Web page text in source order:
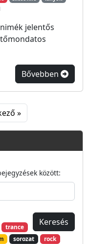
jelentős
Bővebben
»
között:
trance
sorozat
rock